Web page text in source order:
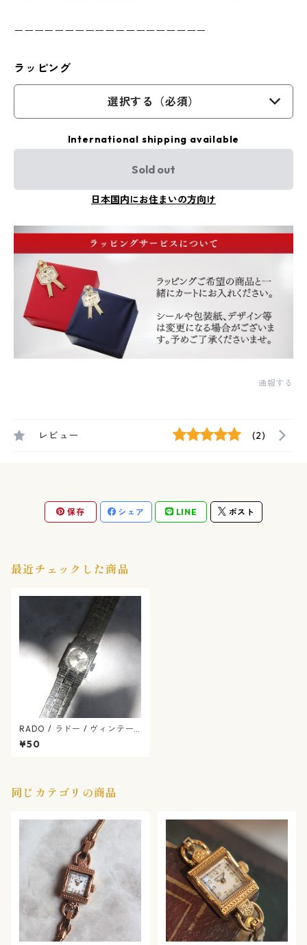
ーーーーーーーーーーーーーーーーーーー
ラッピング
選択する（必須）
International shipping available
Sold out
日本国内にお住まいの方向け
通報する
レビュー (2)
保存 シェア LINE ポスト
最近チェックした商品
RADO / ラドー / ヴィンテー
ジ / 手巻き式 / 腕時計 / rado
-553-02
¥50
同じカテゴリの商品